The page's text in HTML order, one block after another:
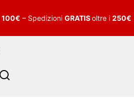
100€ – Spedizioni GRATISoltre i 250€